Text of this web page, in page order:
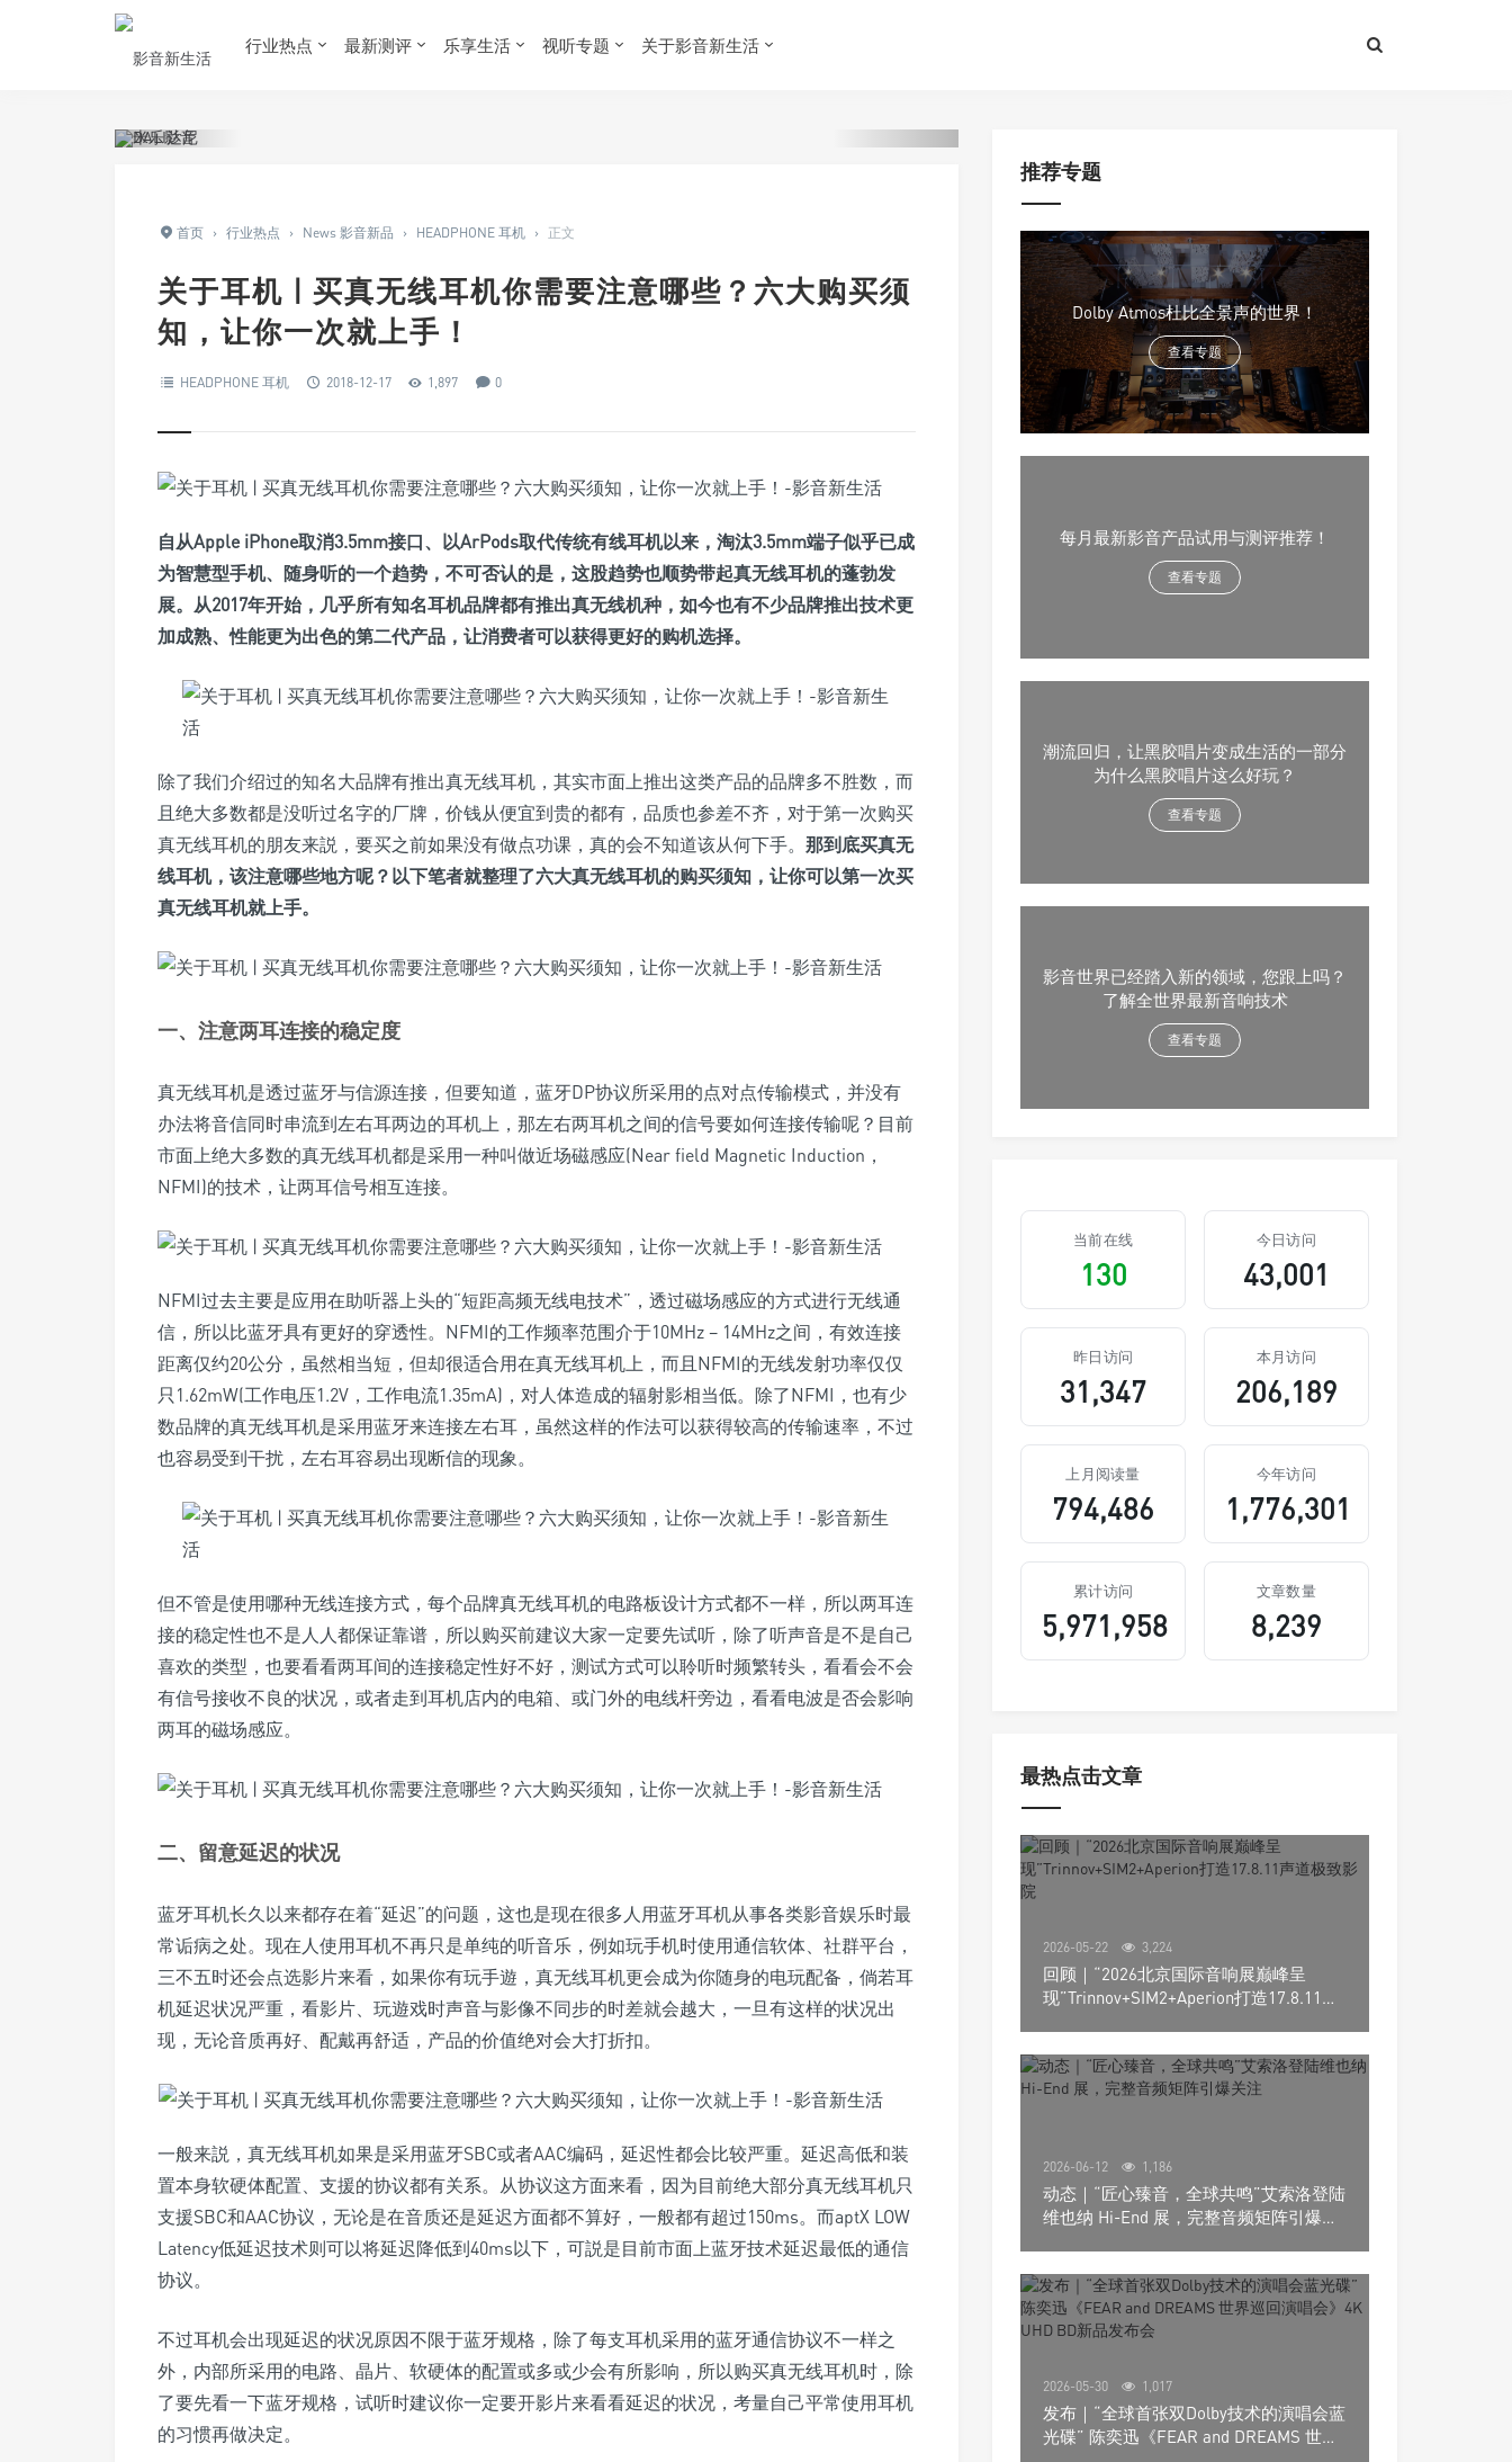
行业热点 最新测评 乐享生活 视听专题 关于影音新生活
首页 › 行业热点 › News 影音新品 › HEADPHONE 耳机 › 正文
关于耳机 | 买真无线耳机你需要注意哪些？六大购买须
知，让你一次就上手！
HEADPHONE 耳机 2018-12-17 1,897 0
自从Apple iPhone取消3.5mm接口、以ArPods取代传统有线耳机以来，淘汰3.5mm端子似乎已成
为智慧型手机、随身听的一个趋势，不可否认的是，这股趋势也顺势带起真无线耳机的蓬勃发
展。从2017年开始，几乎所有知名耳机品牌都有推出真无线机种，如今也有不少品牌推出技术更
加成熟、性能更为出色的第二代产品，让消费者可以获得更好的购机选择。
除了我们介绍过的知名大品牌有推出真无线耳机，其实市面上推出这类产品的品牌多不胜数，而
且绝大多数都是没听过名字的厂牌，价钱从便宜到贵的都有，品质也参差不齐，对于第一次购买
真无线耳机的朋友来説，要买之前如果没有做点功课，真的会不知道该从何下手。 那到底买真无
线耳机，该注意哪些地方呢？以下笔者就整理了六大真无线耳机的购买须知，让你可以第一次买
真无线耳机就上手。
一、注意两耳连接的稳定度
真无线耳机是透过蓝牙与信源连接，但要知道，蓝牙DP协议所采用的点对点传输模式，并没有
办法将音信同时串流到左右耳两边的耳机上，那左右两耳机之间的信号要如何连接传输呢？目前
市面上绝大多数的真无线耳机都是采用一种叫做近场磁感应(Near field Magnetic Induction，
NFMI)的技术，让两耳信号相互连接。
NFMI过去主要是应用在助听器上头的“短距高频无线电技术”，透过磁场感应的方式进行无线通
信，所以比蓝牙具有更好的穿透性。NFMI的工作频率范围介于10MHz – 14MHz之间，有效连接
距离仅约20公分，虽然相当短，但却很适合用在真无线耳机上，而且NFMI的无线发射功率仅仅
只1.62mW(工作电压1.2V，工作电流1.35mA)，对人体造成的辐射影相当低。除了NFMI，也有少
数品牌的真无线耳机是采用蓝牙来连接左右耳，虽然这样的作法可以获得较高的传输速率，不过
也容易受到干扰，左右耳容易出现断信的现象。
但不管是使用哪种无线连接方式，每个品牌真无线耳机的电路板设计方式都不一样，所以两耳连
接的稳定性也不是人人都保证靠谱，所以购买前建议大家一定要先试听，除了听声音是不是自己
喜欢的类型，也要看看两耳间的连接稳定性好不好，测试方式可以聆听时频繁转头，看看会不会
有信号接收不良的状况，或者走到耳机店内的电箱、或门外的电线杆旁边，看看电波是否会影响
两耳的磁场感应。
二、留意延迟的状况
蓝牙耳机长久以来都存在着“延迟”的问题，这也是现在很多人用蓝牙耳机从事各类影音娱乐时最
常诟病之处。现在人使用耳机不再只是单纯的听音乐，例如玩手机时使用通信软体、社群平台，
三不五时还会点选影片来看，如果你有玩手遊，真无线耳机更会成为你随身的电玩配备，倘若耳
机延迟状况严重，看影片、玩遊戏时声音与影像不同步的时差就会越大，一旦有这样的状况出
现，无论音质再好、配戴再舒适，产品的价值绝对会大打折扣。
一般来説，真无线耳机如果是采用蓝牙SBC或者AAC编码，延迟性都会比较严重。延迟高低和装
置本身软硬体配置、支援的协议都有关系。从协议这方面来看，因为目前绝大部分真无线耳机只
支援SBC和AAC协议，无论是在音质还是延迟方面都不算好，一般都有超过150ms。而aptX LOW
Latency低延迟技术则可以将延迟降低到40ms以下，可説是目前市面上蓝牙技术延迟最低的通信
协议。
不过耳机会出现延迟的状况原因不限于蓝牙规格，除了每支耳机采用的蓝牙通信协议不一样之
外，内部所采用的电路、晶片、软硬体的配置或多或少会有所影响，所以购买真无线耳机时，除
了要先看一下蓝牙规格，试听时建议你一定要开影片来看看延迟的状况，考量自己平常使用耳机
的习惯再做决定。
推荐专题
Dolby Atmos杜比全景声的世界！
查看专题
每月最新影音产品试用与测评推荐！
查看专题
潮流回归，让黑胶唱片变成生活的一部分
为什么黑胶唱片这么好玩？
查看专题
影音世界已经踏入新的领域，您跟上吗？
了解全世界最新音响技术
查看专题
当前在线
130
今日访问
43,001
昨日访问
31,347
本月访问
206,189
上月阅读量
794,486
今年访问
1,776,301
累计访问
5,971,958
文章数量
8,239
最热点击文章
2026-05-22 3,224
回顾｜“2026北京国际音响展巅峰呈
现”Trinnov+SIM2+Aperion打造17.8.11声
2026-06-12 1,186
动态｜“匠心臻音，全球共鸣”艾索洛登陆
维也纳 Hi-End 展，完整音频矩阵引爆关
2026-05-30 1,017
发布｜“全球首张双Dolby技术的演唱会蓝
光碟” 陈奕迅《FEAR and DREAMS 世界